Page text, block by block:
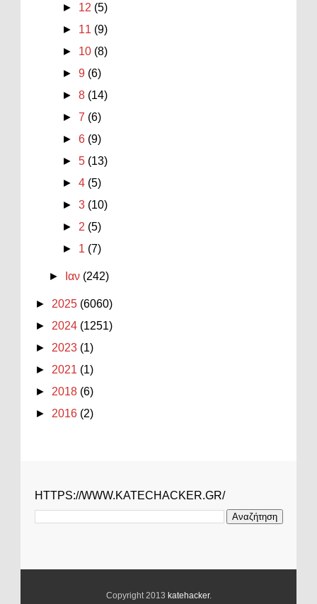
► 12 (5)
► 11 (9)
► 10 (8)
►9 (6)
►8 (14)
►7 (6)
►6 (9)
►5 (13)
►4 (5)
►3 (10)
► 2 (5)
► 1 (7)
► Ιαν (242)
► 2025 (6060)
► 2024 (1251)
► 2023 (1)
► 2021 (1)
► 2018 (6)
► 2016 (2)
HTTPS://WWW.KATECHACKER.GR/
Copyright 2013 katehacker.